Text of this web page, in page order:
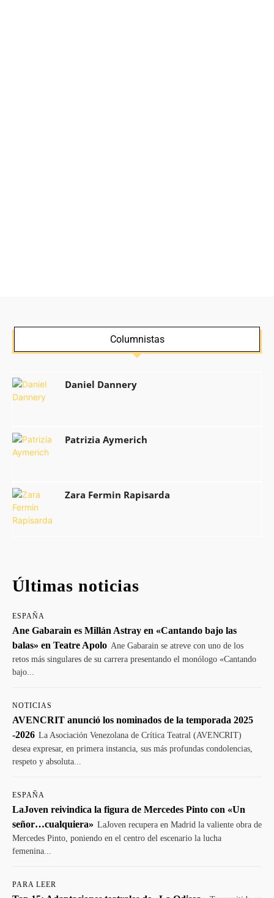
Columnistas
Daniel Dannery
Patrizia Aymerich
Zara Fermin Rapisarda
Últimas noticias
ESPAÑA
Ane Gabarain es Millán Astray en «Cantando bajo las
balas» en Teatre Apolo Ane Gabarain se atreve con uno de los
retos más singulares de su carrera presentando el monólogo «Cantando
bajo...
NOTICIAS
AVENCRIT anunció los nominados de la temporada 2025
-2026 La Asociación Venezolana de Crítica Teatral (AVENCRIT)
desea expresar, en primera instancia, sus más profundas condolencias,
respeto y absoluta...
ESPAÑA
LaJoven reivindica la figura de Mercedes Pinto con «Un
señor…cualquiera» LaJoven recupera en Madrid la valiente obra de
Mercedes Pinto, poniendo en el centro del escenario la lucha
femenina...
PARA LEER